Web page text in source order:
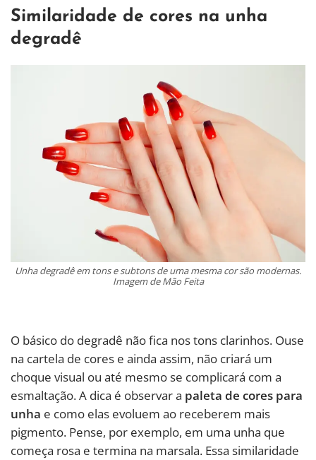
Similaridade de cores na unha
degradê
Unha degradê em tons e subtons de uma mesma cor são modernas.
Imagem de Mão Feita
O básico do degradê não fica nos tons clarinhos. Ouse
na cartela de cores e ainda assim, não criará um
choque visual ou até mesmo se complicará com a
esmaltação. A dica é observar a paleta de cores para
unha e como elas evoluem ao receberem mais
pigmento. Pense, por exemplo, em uma unha que
começa rosa e termina na marsala. Essa similaridade